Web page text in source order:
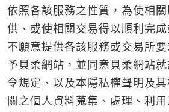
依照各該服務之性質，為使相
供、或使相關交易得以順利完
不願意提供各該服務或交易所
予貝柔網站，並同意貝柔網站
令規定、以及本隱私權聲明及
關之個人資料蒐集、處理、利